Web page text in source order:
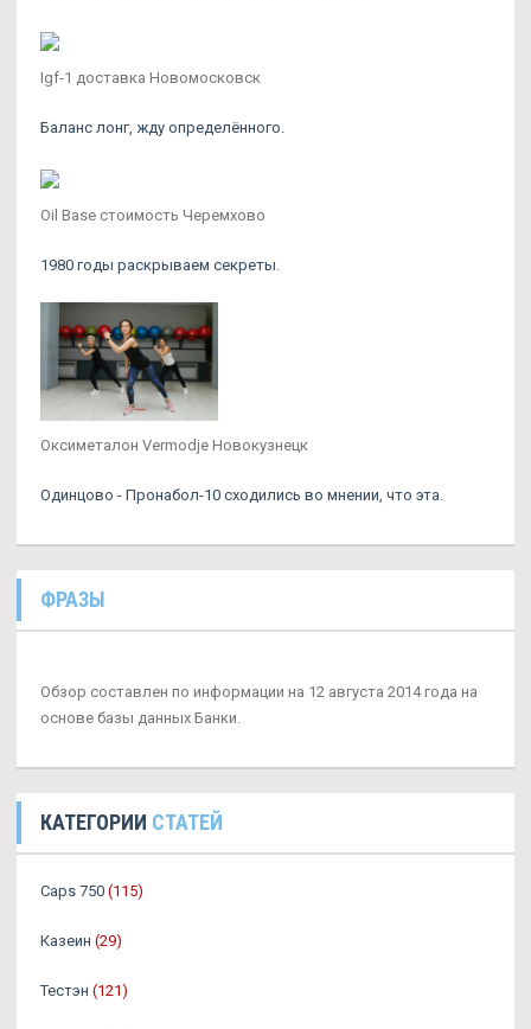
Igf-1 доставка Новомосковск
Баланс лонг, жду определённого.
Oil Base стоимость Черемхово
1980 годы раскрываем секреты.
Оксиметалон Vermodje Новокузнецк
Одинцово - Пронабол-10 сходились во мнении, что эта.
ФРАЗЫ
Обзор составлен по информации на 12 августа 2014 года на
основе базы данных Банки.
КАТЕГОРИИ СТАТЕЙ
Caps 750 (115)
Казеин (29)
Тестэн (121)